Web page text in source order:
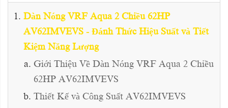
Dàn Nóng VRF Aqua 2 Chiều 62HP
AV62IMVEVS - Đánh Thức Hiệu Suất và Tiết
Kiệm Năng Lượng
Giới Thiệu Về Dàn Nóng VRF Aqua 2 Chiều
62HP AV62IMVEVS
Thiết Kế và Công Suất AV62IMVEVS